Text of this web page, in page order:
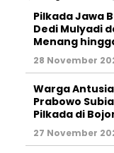
Pilkada Jawa
Dedi Mulyadi
Menang
28 November
Warga
Prabowo
Pilkada di
27 November